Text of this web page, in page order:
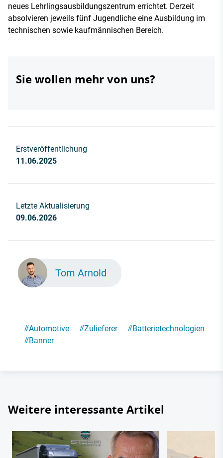
neues Lehrlingsausbildungszentrum errichtet. Derzeit
absolvieren jeweils fünf Jugendliche eine Ausbildung im
technischen sowie kaufmännischen Bereich.
Sie wollen mehr von uns?
Erstveröffentlichung
11.06.2025
Letzte Aktualisierung
09.06.2026
Tom Arnold
#Automotive #Zulieferer #Batterietechnologien
#Banner
Weitere interessante Artikel